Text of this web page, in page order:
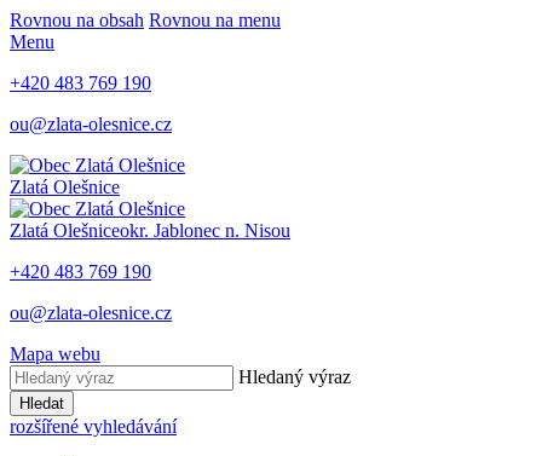
Rovnou na obsah Rovnou na menu
Menu
+420 483 769 190
ou@zlata-olesnice.cz
Zlatá Olešnice
Zlatá Olešniceokr. Jablonec n. Nisou
+420 483 769 190
ou@zlata-olesnice.cz
Mapa webu
Hledaný výraz
Hledat
rozšířené vyhledávání